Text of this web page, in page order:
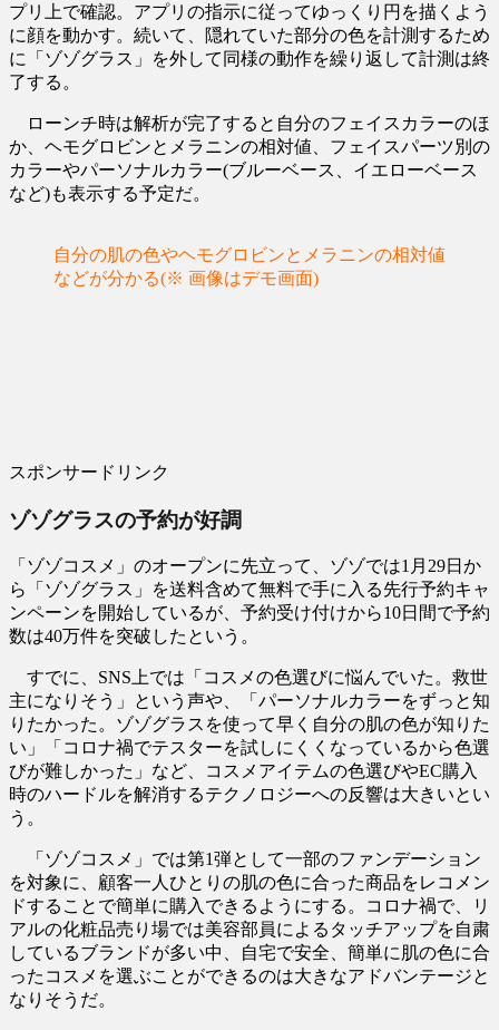
プリ上で確認。アプリの指示に従ってゆっくり円を描くよう
に顔を動かす。続いて、隠れていた部分の色を計測するため
に「ゾゾグラス」を外して同様の動作を繰り返して計測は終
了する。
ローンチ時は解析が完了すると自分のフェイスカラーのほ
か、ヘモグロビンとメラニンの相対値、フェイスパーツ別の
カラーやパーソナルカラー(ブルーベース、イエローベース
など)も表示する予定だ。
自分の肌の色やヘモグロビンとメラニンの相対値
などが分かる(※ 画像はデモ画面)
スポンサードリンク
ゾゾグラスの予約が好調
「ゾゾコスメ」のオープンに先立って、ゾゾでは1月29日か
ら「ゾゾグラス」を送料含めて無料で手に入る先行予約キャ
ンペーンを開始しているが、予約受け付けから10日間で予約
数は40万件を突破したという。
すでに、SNS上では「コスメの色選びに悩んでいた。救世
主になりそう」という声や、「パーソナルカラーをずっと知
りたかった。ゾゾグラスを使って早く自分の肌の色が知りた
い」「コロナ禍でテスターを試しにくくなっているから色選
びが難しかった」など、コスメアイテムの色選びやEC購入
時のハードルを解消するテクノロジーへの反響は大きいとい
う。
「ゾゾコスメ」では第1弾として一部のファンデーション
を対象に、顧客一人ひとりの肌の色に合った商品をレコメン
ドすることで簡単に購入できるようにする。コロナ禍で、リ
アルの化粧品売り場では美容部員によるタッチアップを自粛
しているブランドが多い中、自宅で安全、簡単に肌の色に合
ったコスメを選ぶことができるのは大きなアドバンテージと
なりそうだ。